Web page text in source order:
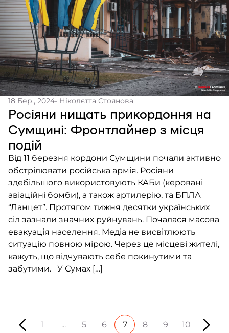
18 Бер., 2024- Ніколєтта Стоянова
Росіяни нищать прикордоння на
Сумщині: Фронтлайнер з місця
подій
Від 11 березня кордони Сумщини почали активно
обстрілювати російська армія. Росіяни
здебільшого використовують КАБи (керовані
авіаційні бомби), а також артилерію, та БПЛА
“Ланцет”. Протягом тижня десятки українських
сіл зазнали значних руйнувань. Почалася масова
евакуація населення. Медіа не висвітлюють
ситуацію повною мірою. Через це місцеві жителі,
кажуть, що відчувають себе покинутими та
забутими. У Сумах […]
1 ... 5 6 7 8 9 10